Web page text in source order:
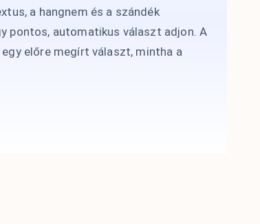
a hangnem és a szándék
pontos, automatikus választ adjon. A
előre megírt választ, mintha a